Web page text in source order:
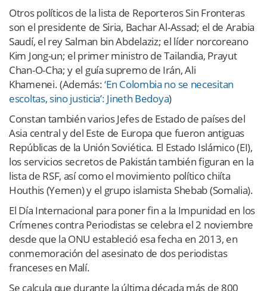
Otros políticos de la lista de Reporteros Sin Fronteras
son el presidente de Siria, Bachar Al-Assad; el de Arabia
Saudí, el rey Salman bin Abdelaziz; el líder norcoreano
Kim Jong-un; el primer ministro de Tailandia, Prayut
Chan-O-Cha; y el guía supremo de Irán, Ali
Khamenei. (Además:‘En Colombia no se necesitan
escoltas, sino justicia’: Jineth Bedoya)
Constan también varios Jefes de Estado de países del
Asia central y del Este de Europa que fueron antiguas
Repúblicas de la Unión Soviética. El Estado Islámico (EI),
los servicios secretos de Pakistán también figuran en la
lista de RSF, así como el movimiento político chiíta
Houthis (Yemen) y el grupo islamista Shebab (Somalia).
El Día Internacional para poner fin a la Impunidad en los
Crímenes contra Periodistas se celebra el 2 noviembre
desde que la ONU estableció esa fecha en 2013, en
conmemoración del asesinato de dos periodistas
franceses en Malí.
Se calcula que durante la última década más de 800